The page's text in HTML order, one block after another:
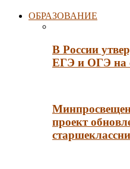
ОБРАЗОВАНИЕ
В России
ЕГЭ и ОГЭ на
проект